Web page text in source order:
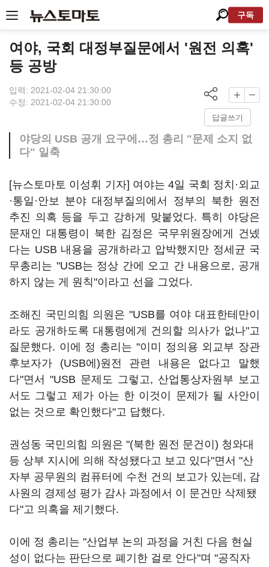
구독
여야, 국회 대정부질문에서 '원전 의혹'
등 공방
입력: 2021-02-04 21:30:00
수정: 2021-02-04 21:30:00
답글쓰기
야당의 USB 공개 요구에…정 총리 "문제 소지 없
다" 일축
[뉴스토마토 이성휘 기자] 여야는 4일 국회 정치·외교
·통일·안보 분야 대정부질의에서 정부의 북한 원전
추진 의혹 등을 두고 강하게 맞붙었다. 특히 야당은
문재인 대통령이 북한 김정은 국무위원장에게 건넸
다는 USB 내용을 공개하라고 압박했지만 정세균 국
무총리는 "USB는 정상 간에 오고 간 내용으로, 공개
하지 않는 게 원칙"이라고 선을 그었다.
조해진 국민의힘 의원은 "USB를 여야 대표한테만이
라도 공개하도록 대통령에게 건의할 의사가 없나"고
질문했다. 이에 정 총리는 "이미 정의용 외교부 장관
후보자가 (USB에)원전 관련 내용은 없다고 말했
다"면서 "USB 문제도 그렇고, 산업통상자원부 보고
서도 그렇고 제가 아는 한 이것이 문제가 될 사안이
없는 것으로 확인했다"고 답했다.
권성동 국민의힘 의원은 "(북한 원전 문건이) 청와대
등 상부 지시에 의해 작성됐다고 보고 있다"면서 "산
자부 공무원의 컴퓨터에 수천 건의 보고가 있는데, 감
사원의 경제성 평가 감사 과정에서 이 문건만 삭제됐
다"고 의혹을 제기했다.
이에 정 총리는 "산업부 논의 과정을 거친 다음 현실
성이 없다는 판단으로 폐기한 걸로 안다"며 "공직자